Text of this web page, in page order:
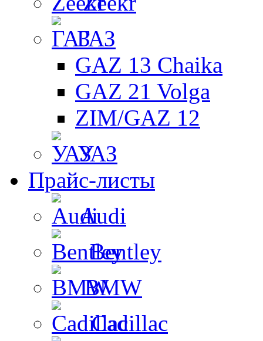
ГАЗ
GAZ 13 Chaika
GAZ 21 Volga
ZIM/GAZ 12
УАЗ
Прайс-листы
Audi
Bentley
BMW
Cadillac